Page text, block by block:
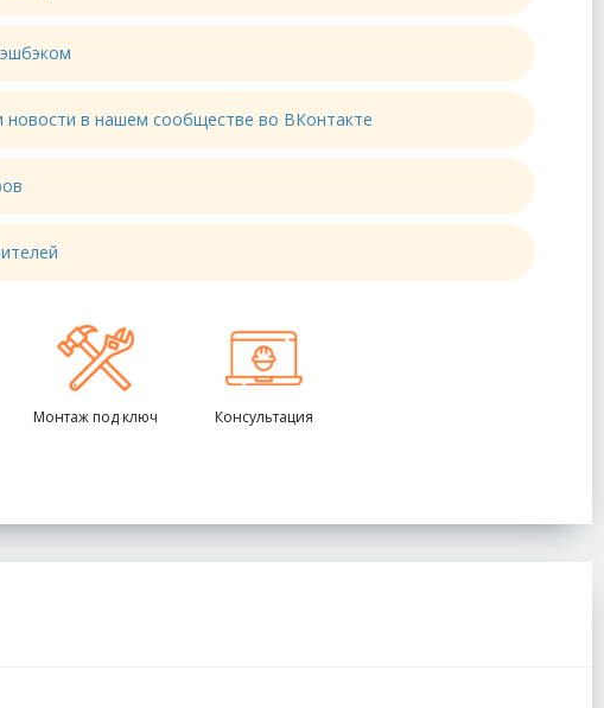
новости в нашем сообществе во ВКонтакте
Монтаж под ключ Консультация